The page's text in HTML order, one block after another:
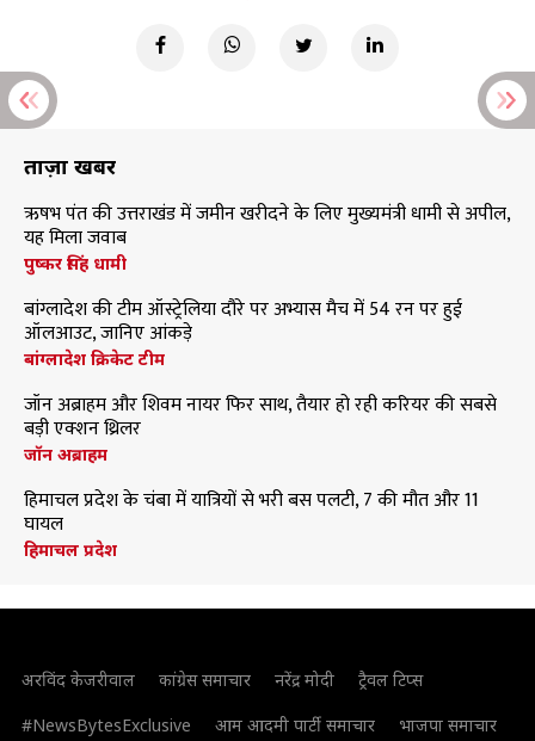
ताज़ा खबरें
ऋषभ पंत की उत्तराखंड में जमीन खरीदने के लिए मुख्यमंत्री धामी से अपील,
यह मिला जवाब
पुष्कर सिंह धामी
बांग्लादेश की टीम ऑस्ट्रेलिया दौरे पर अभ्यास मैच में 54 रन पर हुई
ऑलआउट, जानिए आंकड़े
बांग्लादेश क्रिकेट टीम
जॉन अब्राहम और शिवम नायर फिर साथ, तैयार हो रही करियर की सबसे
बड़ी एक्शन थ्रिलर
जॉन अब्राहम
हिमाचल प्रदेश के चंबा में यात्रियों से भरी बस पलटी, 7 की मौत और 11
घायल
हिमाचल प्रदेश
अरविंद केजरीवाल कांग्रेस समाचार नरेंद्र मोदी
ट्रैवल टिप्स
#NewsBytesExclusive
आम आदमी पार्टी समाचार भाजपा समाचार